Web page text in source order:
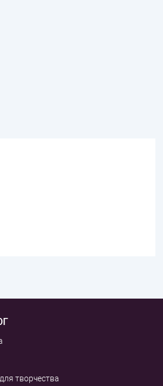
творчества